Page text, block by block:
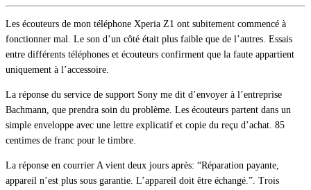
Les écouteurs de mon téléphone Xperia Z1 ont subitement commencé à
fonctionner mal. Le son d’un côté était plus faible que de l’autres. Essais
entre différents téléphones et écouteurs confirment que la faute appartient
uniquement à l’accessoire.
La réponse du service de support Sony me dit d’envoyer à l’entreprise
Bachmann, que prendra soin du problème. Les écouteurs partent dans un
simple enveloppe avec une lettre explicatif et copie du reçu d’achat. 85
centimes de franc pour le timbre.
La réponse en courrier A vient deux jours après: “Réparation payante,
appareil n’est plus sous garantie. L’appareil doit être échangé.”. Trois